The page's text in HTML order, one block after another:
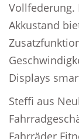
Vollfederung.
Akkustand
Displays
Steffi aus
Fahrräder